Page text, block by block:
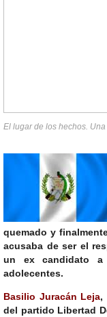
El lugar de los hechos.
quemado y
acusaba de ser el
un ex candidato
adolecentes.
Basilio Juracán Leja,
del partido Libertad